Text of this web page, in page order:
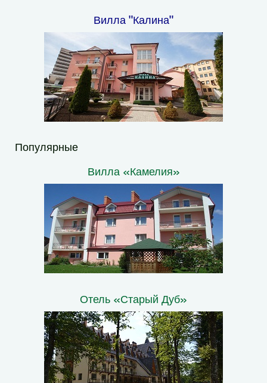
Вилла "Калина"
Популярные
Вилла «Камелия»
Отель «Старый Дуб»